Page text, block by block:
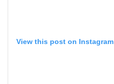
View this post on Instagram